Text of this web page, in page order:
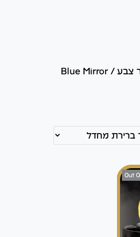
צבע /
Blue Mirror
Out